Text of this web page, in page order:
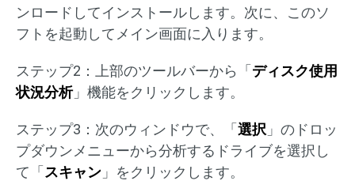
ンロードしてインストールします。次に、このソ
フトを起動してメイン画面に入ります。
ステップ2：上部のツールバーから「 ディスク使用
状況分析」機能をクリックします。
ステップ3：次のウィンドウで、「 選択 」のドロッ
プダウンメニューから分析するドライブを選択し
て「 スキャン 」をクリックします。